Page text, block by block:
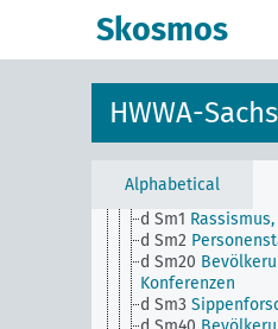
Skosmos
HWWA-
Alphabetical
JE HWWA-
Literatur,
c Landeskunde,
Bevölkerung
d Sm1
d Sm2
d Sm20
Konferenzen
d Sm3